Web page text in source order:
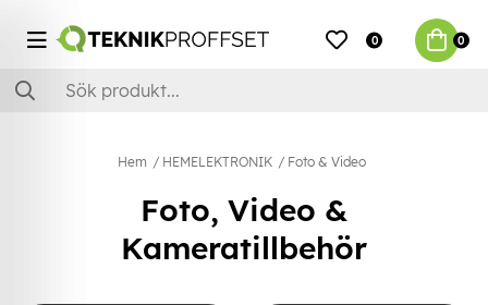
0 0
Hem HEMELEKTRONIK Foto & Video
Foto, Video &
Kameratillbehör